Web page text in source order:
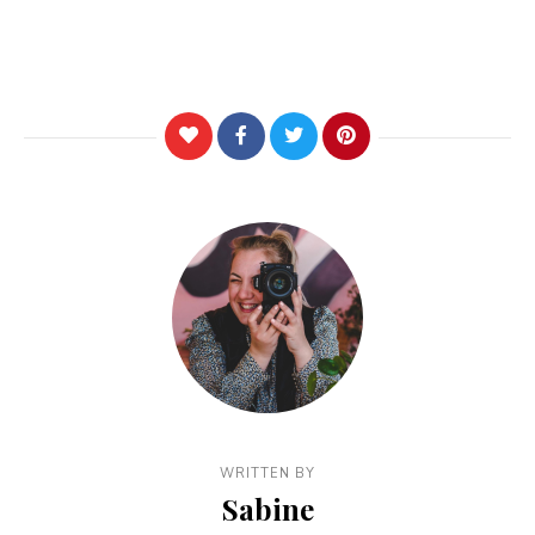
WRITTEN BY
Sabine